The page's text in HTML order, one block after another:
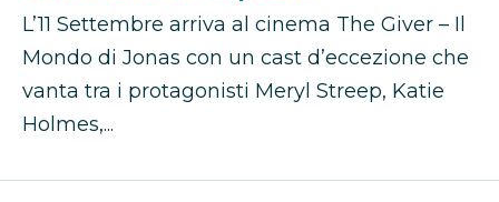
L’11 Settembre arriva al cinema The Giver – Il
Mondo di Jonas con un cast d’eccezione che
vanta tra i protagonisti Meryl Streep, Katie
Holmes,...